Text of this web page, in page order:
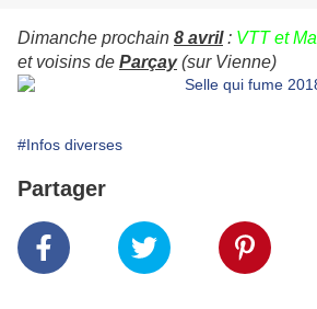
Dimanche prochain 8 avril: VTT et
et voisins de Parçay(sur Vienne)
#Infos diverses
Partager